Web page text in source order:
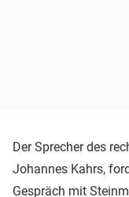
Der Sprecher des
Johannes Kahrs,
Gespräch mit